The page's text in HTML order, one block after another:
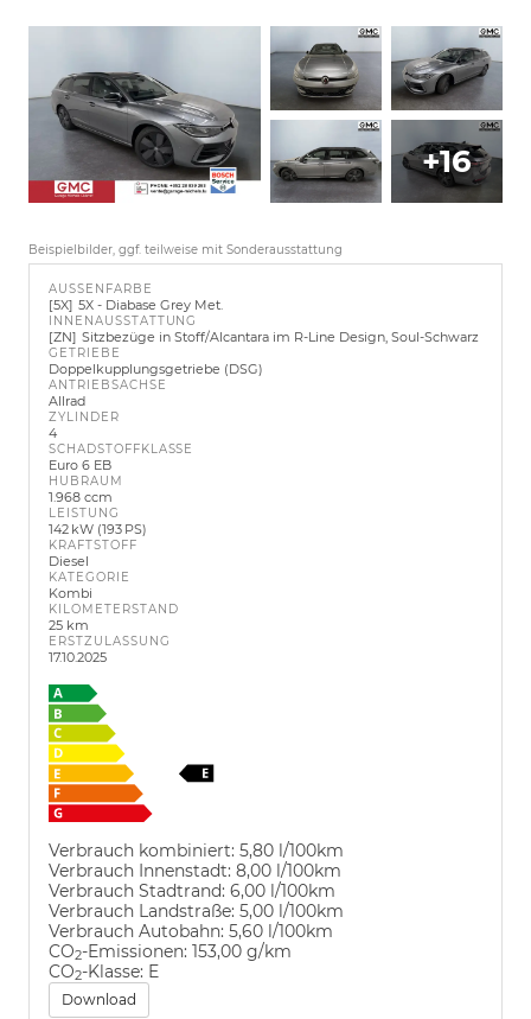
+16
Beispielbilder, ggf. teilweise mit Sonderausstattung
AUSSENFARBE
5X 5X - Diabase Grey Met.
INNENAUSSTATTUNG
ZN Sitzbezüge in Stoff/Alcantara im R-Line Design, Soul-Schwarz
GETRIEBE
Doppelkupplungsgetriebe (DSG)
ANTRIEBSACHSE
Allrad
ZYLINDER
4
SCHADSTOFFKLASSE
Euro 6 EB
HUBRAUM
1.968 ccm
LEISTUNG
142 kW (193 PS)
KRAFTSTOFF
Diesel
KATEGORIE
Kombi
KILOMETERSTAND
25 km
ERSTZULASSUNG
17.10.2025
Verbrauch kombiniert: 5,80 l/100km
Verbrauch Innenstadt: 8,00 l/100km
Verbrauch Stadtrand: 6,00 l/100km
Verbrauch Landstraße: 5,00 l/100km
Verbrauch Autobahn: 5,60 l/100km
CO2-Emissionen: 153,00 g/km
CO2-Klasse: E
Download